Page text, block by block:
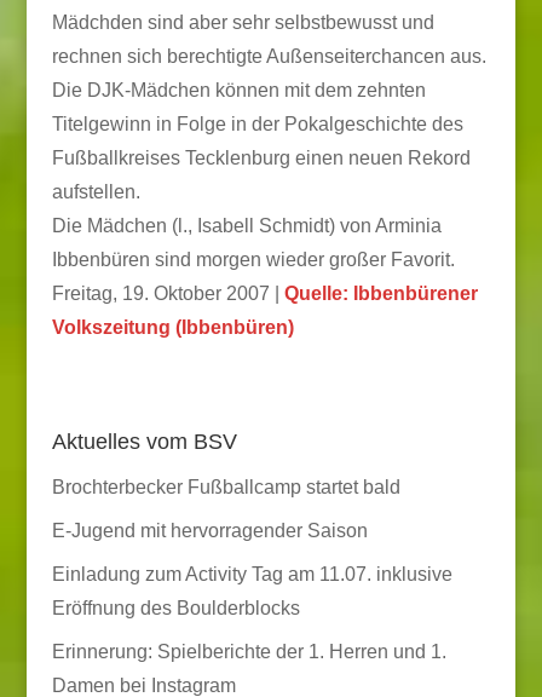
Mädchden sind aber sehr selbstbewusst und
rechnen sich berechtigte Außenseiterchancen aus.
Die DJK-Mädchen können mit dem zehnten
Titelgewinn in Folge in der Pokalgeschichte des
Fußballkreises Tecklenburg einen neuen Rekord
aufstellen.
Die Mädchen (l., Isabell Schmidt) von Arminia
Ibbenbüren sind morgen wieder großer Favorit.
Freitag, 19. Oktober 2007 | Quelle: Ibbenbürener
Volkszeitung (Ibbenbüren)
Aktuelles vom BSV
Brochterbecker Fußballcamp startet bald
E-Jugend mit hervorragender Saison
Einladung zum Activity Tag am 11.07. inklusive
Eröffnung des Boulderblocks
Erinnerung: Spielberichte der 1. Herren und 1.
Damen bei Instagram